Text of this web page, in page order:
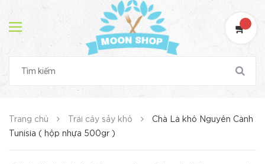
Trang chủ Trái cây sấy khô
Chà Là khô Nguyên Cành
Tunisia ( hộp nhựa 500gr )